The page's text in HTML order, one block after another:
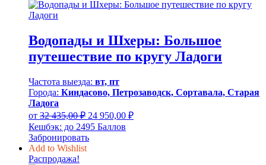
Водопады и Шхеры: Большое
путешествие по кругу Ладоги
Частота выезда: вт, пт
Города: Киндасово, Петрозаводск, Сортавала, Старая
Ладога
от 32 435,00₽ Первоначальная
цена
составляла
32
24 950,00 ₽Текущая
Кешбэк: до 2495 Баллов
Забронировать
Add to Wishlist
Распродажа!